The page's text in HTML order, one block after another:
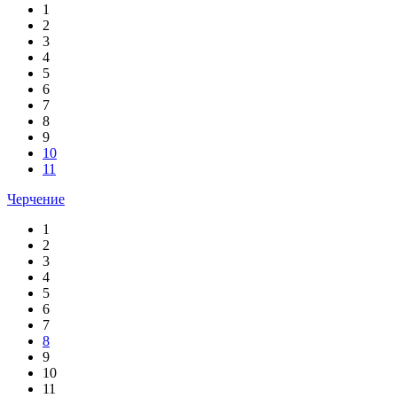
1
2
3
4
5
6
7
8
9
10
11
Черчение
1
2
3
4
5
6
7
8
9
10
11